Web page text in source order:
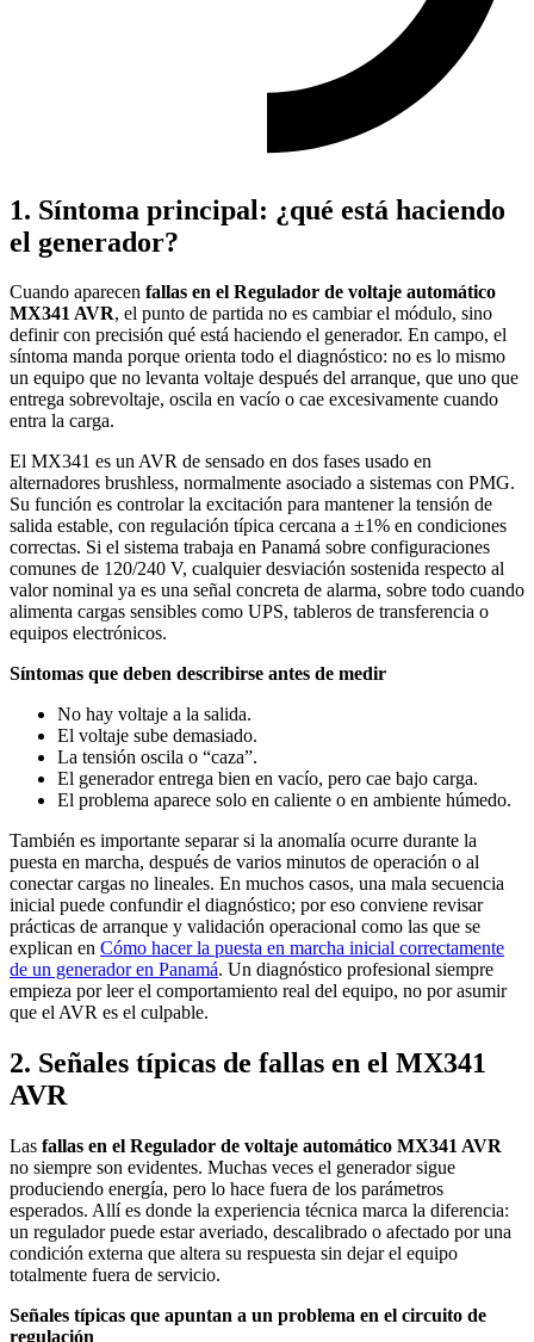
1. Síntoma principal: ¿qué está haciendo
el generador?
Cuando aparecen fallas en el Regulador de voltaje automático
MX341 AVR, el punto de partida no es cambiar el módulo, sino
definir con precisión qué está haciendo el generador. En campo, el
síntoma manda porque orienta todo el diagnóstico: no es lo mismo
un equipo que no levanta voltaje después del arranque, que uno que
entrega sobrevoltaje, oscila en vacío o cae excesivamente cuando
entra la carga.
El MX341 es un AVR de sensado en dos fases usado en
alternadores brushless, normalmente asociado a sistemas con PMG.
Su función es controlar la excitación para mantener la tensión de
salida estable, con regulación típica cercana a ±1% en condiciones
correctas. Si el sistema trabaja en Panamá sobre configuraciones
comunes de 120/240 V, cualquier desviación sostenida respecto al
valor nominal ya es una señal concreta de alarma, sobre todo cuando
alimenta cargas sensibles como UPS, tableros de transferencia o
equipos electrónicos.
Síntomas que deben describirse antes de medir
No hay voltaje a la salida.
El voltaje sube demasiado.
La tensión oscila o “caza”.
El generador entrega bien en vacío, pero cae bajo carga.
El problema aparece solo en caliente o en ambiente húmedo.
También es importante separar si la anomalía ocurre durante la
puesta en marcha, después de varios minutos de operación o al
conectar cargas no lineales. En muchos casos, una mala secuencia
inicial puede confundir el diagnóstico; por eso conviene revisar
prácticas de arranque y validación operacional como las que se
explican en Cómo hacer la puesta en marcha inicial correctamente
de un generador en Panamá. Un diagnóstico profesional siempre
empieza por leer el comportamiento real del equipo, no por asumir
que el AVR es el culpable.
2. Señales típicas de fallas en el MX341
AVR
Las fallas en el Regulador de voltaje automático MX341 AVR
no siempre son evidentes. Muchas veces el generador sigue
produciendo energía, pero lo hace fuera de los parámetros
esperados. Allí es donde la experiencia técnica marca la diferencia:
un regulador puede estar averiado, descalibrado o afectado por una
condición externa que altera su respuesta sin dejar el equipo
totalmente fuera de servicio.
Señales típicas que apuntan a un problema en el circuito de
regulación